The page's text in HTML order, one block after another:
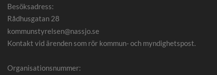
Besöksadress:
Rådhusgatan 28
kommunstyrelsen@nassjo.se
Kontakt vid ärenden som rör kommun- och myndighetspost.
Organisationsnummer: